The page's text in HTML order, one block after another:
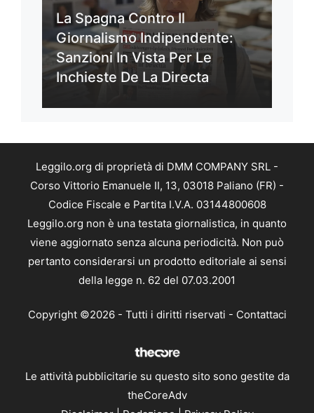
La Spagna Contro Il
Giornalismo Indipendente:
Sanzioni In Vista Per Le
Inchieste De La Directa
Leggilo.org di proprietà di DMM COMPANY SRL -
Corso Vittorio Emanuele II, 13, 03018 Paliano (FR) -
Codice Fiscale e Partita I.V.A. 03144800608
Leggilo.org non è una testata giornalistica, in quanto
viene aggiornato senza alcuna periodicità. Non può
pertanto considerarsi un prodotto editoriale ai sensi
della legge n. 62 del 07.03.2001
Copyright ©2026 - Tutti i diritti riservati - Contattaci
Le attività pubblicitarie su questo sito sono gestite da
theCoreAdv